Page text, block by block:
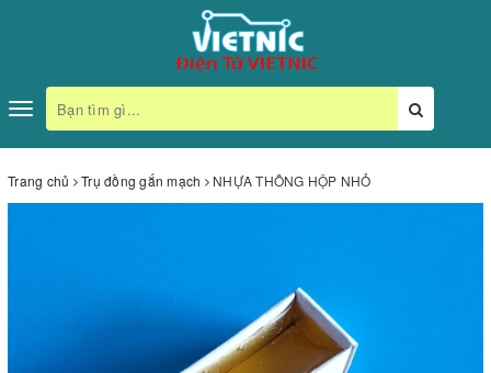
Toggle
navigation
Trang chủ Trụ đồng gắn mạch NHỰA THÔNG HỘP NHỎ